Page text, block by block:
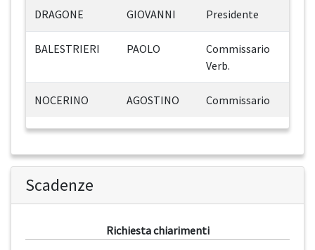
DRAGONE GIOVANNI Presidente
BALESTRIERI PAOLO
Commissario
Verb.
NOCERINO AGOSTINO Commissario
Scadenze
Richiesta chiarimenti